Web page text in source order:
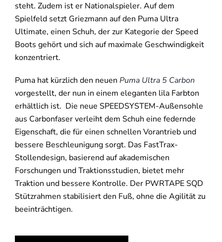
steht. Zudem ist er Nationalspieler. Auf dem
Spielfeld setzt Griezmann auf den Puma Ultra
Ultimate, einen Schuh, der zur Kategorie der Speed
Boots gehört und sich auf maximale Geschwindigkeit
konzentriert.
Puma hat kürzlich den neuen Puma Ultra 5 Carbon
vorgestellt, der nun in einem eleganten lila Farbton
erhältlich ist. Die neue SPEEDSYSTEM-Außensohle
aus Carbonfaser verleiht dem Schuh eine federnde
Eigenschaft, die für einen schnellen Vorantrieb und
bessere Beschleunigung sorgt. Das FastTrax-
Stollendesign, basierend auf akademischen
Forschungen und Traktionsstudien, bietet mehr
Traktion und bessere Kontrolle. Der PWRTAPE SQD
Stützrahmen stabilisiert den Fuß, ohne die Agilität zu
beeinträchtigen.